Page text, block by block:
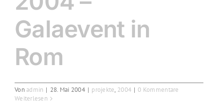
Galaevent in
Rom
Vonadmin | 28. Mai 2004 | projekte, 2004 | 0 Kommentare
Weiterlesen